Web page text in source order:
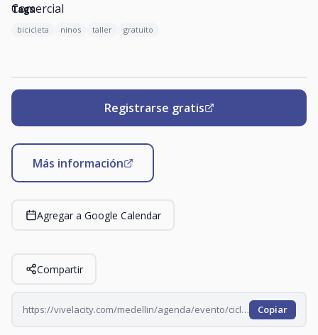
Tags
bicicleta ninos taller gratuito
Registrarse gratis
Más información
Agregar a Google Calendar
Compartir
https://vivelacity.com/medellin/agenda/evento/ciclo-kids-2026-06-21 Copiar